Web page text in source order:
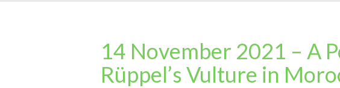
14 November 2021 – A
Rüppel’s Vulture in